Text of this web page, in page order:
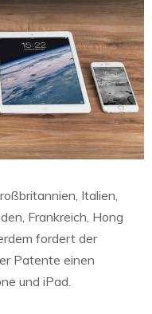
Italien,
Frankreich, Hong
fordert der
Patente einen
und iPad.